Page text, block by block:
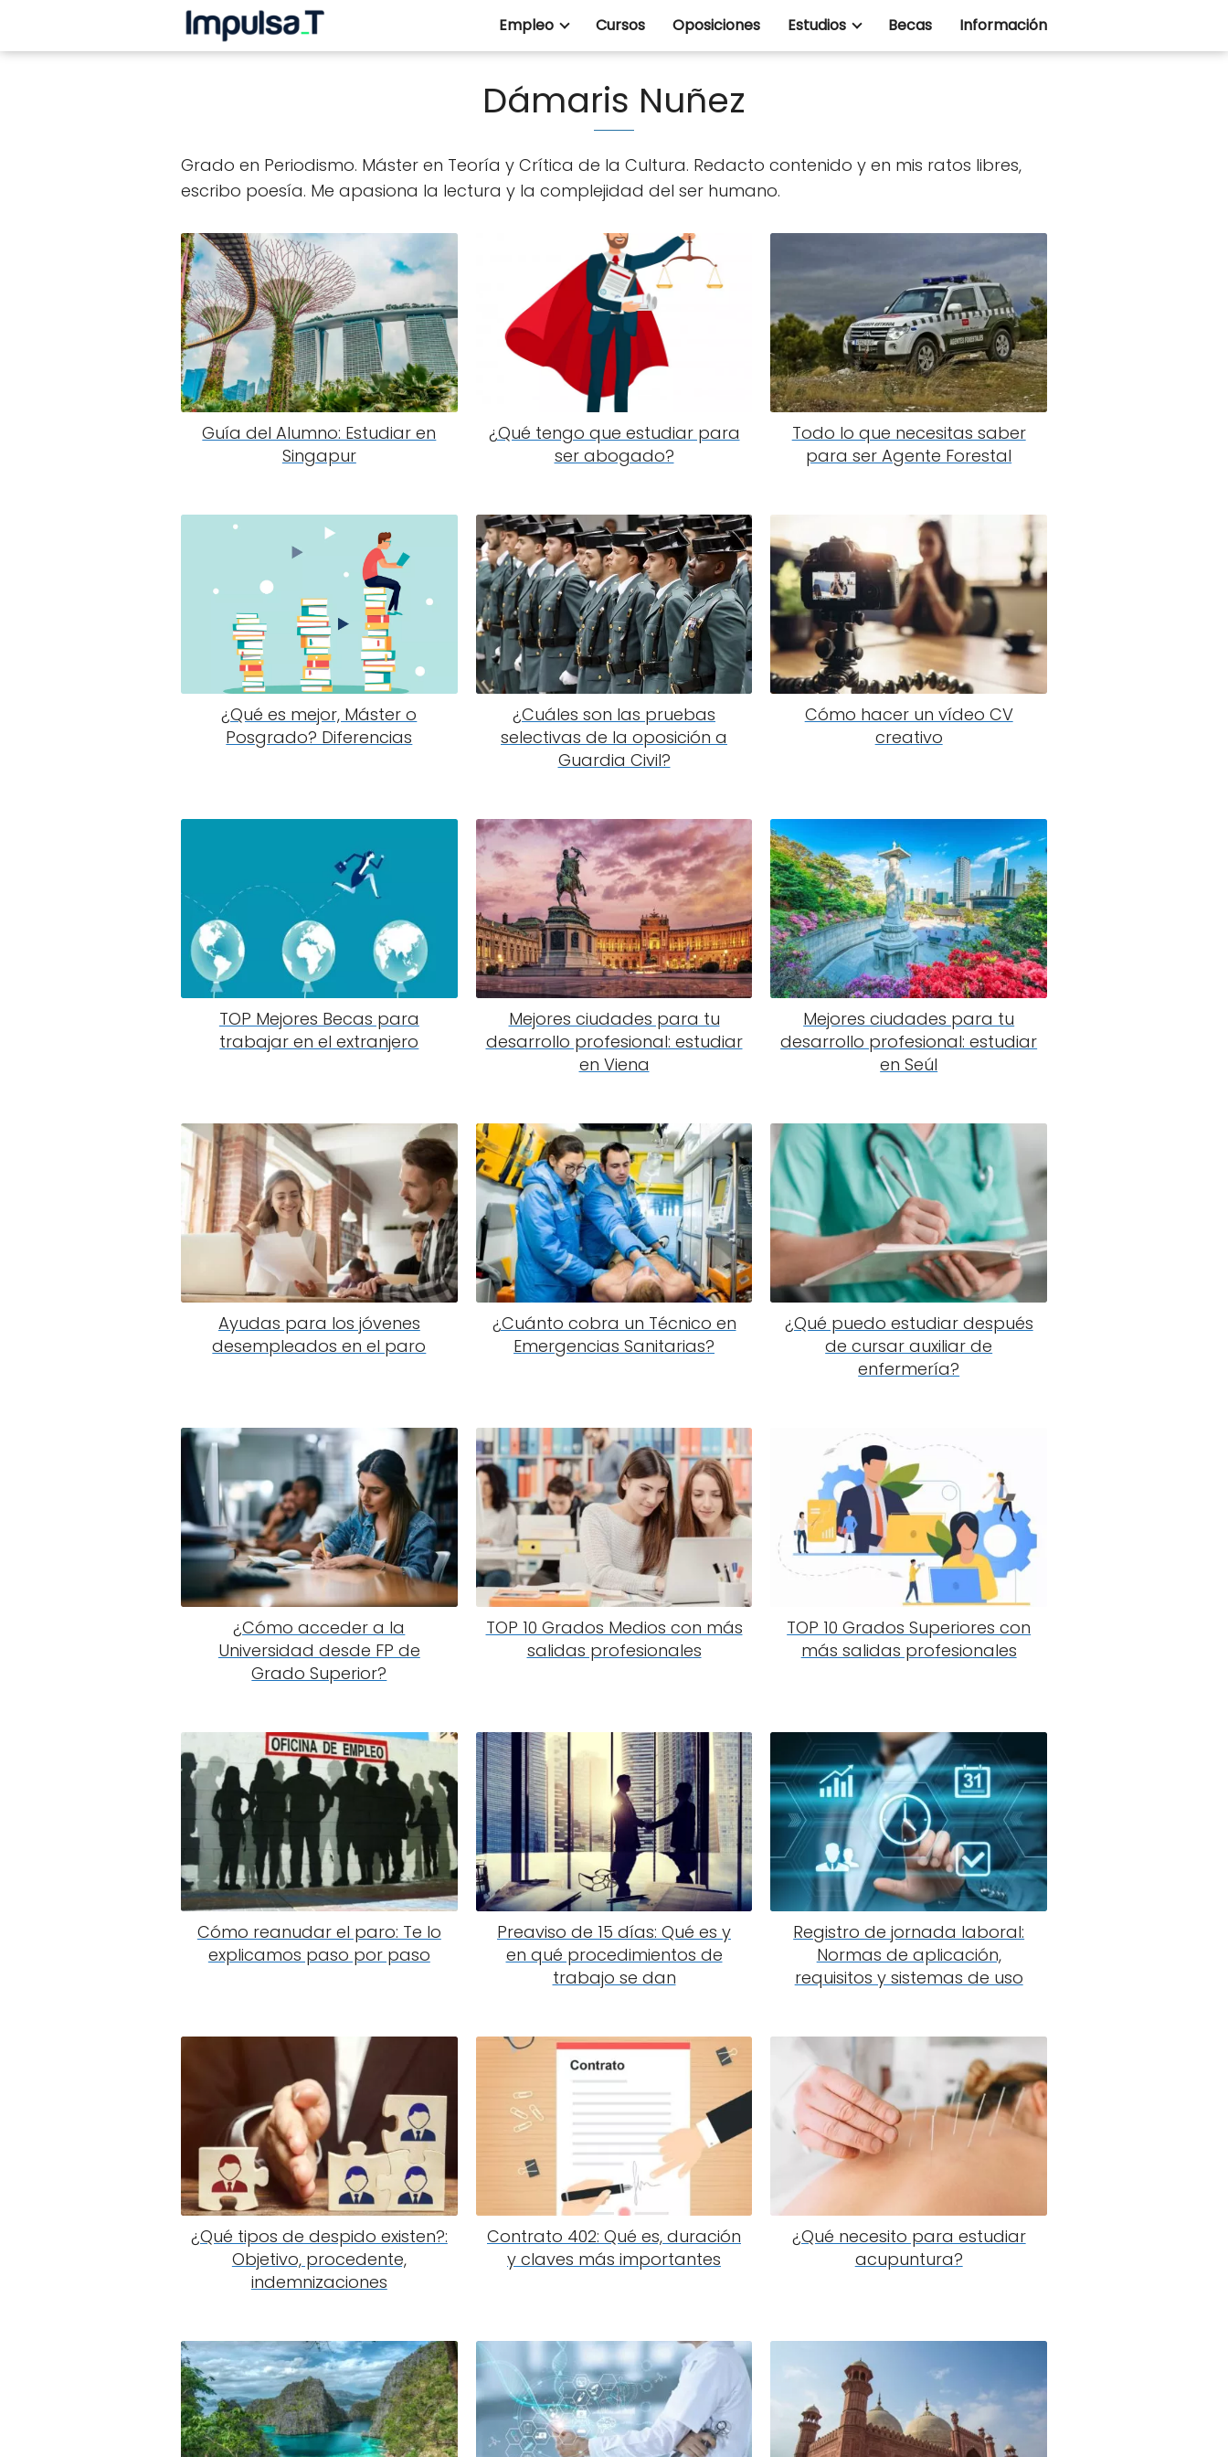
Empleo Cursos Oposiciones Estudios Becas Información
Dámaris Nuñez
Grado en Periodismo. Máster en Teoría y Crítica de la Cultura. Redacto contenido y en mis ratos libres,
escribo poesía. Me apasiona la lectura y la complejidad del ser humano.
Guía del Alumno: Estudiar en
Singapur
¿Qué tengo que estudiar para
ser abogado?
Todo lo que necesitas saber
para ser Agente Forestal
¿Qué es mejor, Máster o
Posgrado? Diferencias
¿Cuáles son las pruebas
selectivas de la oposición a
Guardia Civil?
Cómo hacer un vídeo CV
creativo
TOP Mejores Becas para
trabajar en el extranjero
Mejores ciudades para tu
desarrollo profesional: estudiar
en Viena
Mejores ciudades para tu
desarrollo profesional: estudiar
en Seúl
Ayudas para los jóvenes
desempleados en el paro
¿Cuánto cobra un Técnico en
Emergencias Sanitarias?
¿Qué puedo estudiar después
de cursar auxiliar de
enfermería?
¿Cómo acceder a la
Universidad desde FP de
Grado Superior?
TOP 10 Grados Medios con más
salidas profesionales
TOP 10 Grados Superiores con
más salidas profesionales
Cómo reanudar el paro: Te lo
explicamos paso por paso
Preaviso de 15 días: Qué es y
en qué procedimientos de
trabajo se dan
Registro de jornada laboral:
Normas de aplicación,
requisitos y sistemas de uso
¿Qué tipos de despido existen?:
Objetivo, procedente,
indemnizaciones
Contrato 402: Qué es, duración
y claves más importantes
¿Qué necesito para estudiar
acupuntura?